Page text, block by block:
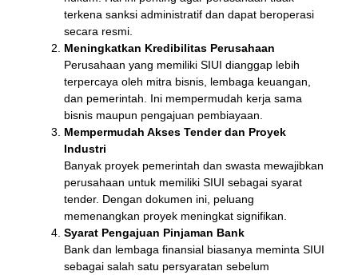
terkena sanksi administratif dan dapat beroperasi
secara resmi.
Meningkatkan Kredibilitas Perusahaan
Perusahaan yang memiliki SIUI dianggap lebih
terpercaya oleh mitra bisnis, lembaga keuangan,
dan pemerintah. Ini mempermudah kerja sama
bisnis maupun pengajuan pembiayaan.
Mempermudah Akses Tender dan Proyek
Industri
Banyak proyek pemerintah dan swasta mewajibkan
perusahaan untuk memiliki SIUI sebagai syarat
tender. Dengan dokumen ini, peluang
memenangkan proyek meningkat signifikan.
Syarat Pengajuan Pinjaman Bank
Bank dan lembaga finansial biasanya meminta SIUI
sebagai salah satu persyaratan sebelum